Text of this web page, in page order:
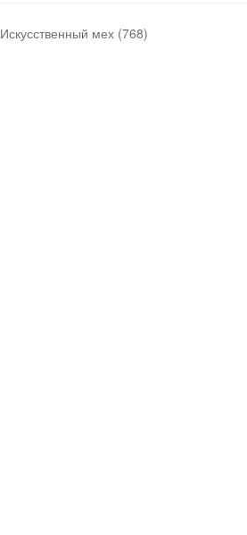
Искусственный мех (768)